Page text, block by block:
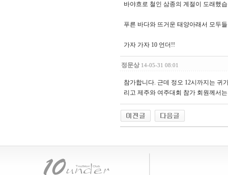
바야흐로 철인 삼종의 계절이 도래했
푸른 바다와 뜨거운 태양아래서 모두
가자 가자 10 언더!!
정문상 14-05-31 08:01
참가합니다. 근데 정오 12시까지는 귀
리고 제주와 여주대회 참가 회원께서